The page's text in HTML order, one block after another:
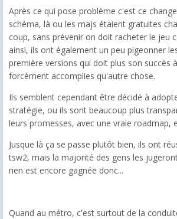
Après ce qui pose problème c'est ce
schéma, là ou les majs étaient gratuites
coup, sans prévenir on doit racheter le jeu
ainsi, ils ont également un peu pigeonner
première versions qui doit plus son succès
forcément accomplies qu'autre chose.
Ils semblent cependant être décidé à
stratégie, ou ils sont beaucoup plus
leurs promesses, avec une vraie roadmap,
Jusque là ça se passe plutôt bien, ils ont
tsw2, mais la majorité des gens les
rien est encore gagnée donc...
Quand au métro, c'est surtout de la